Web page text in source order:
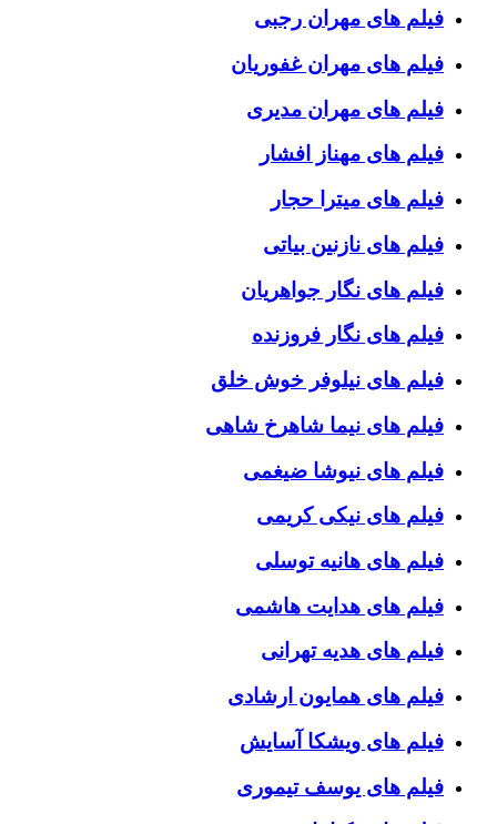
فیلم های مهران رجبی
فیلم های مهران غفوریان
فیلم های مهران مدیری
فیلم های مهناز افشار
فیلم های میترا حجار
فیلم های نازنین بیاتی
فیلم های نگار جواهریان
فیلم های نگار فروزنده
فیلم های نیلوفر خوش خلق
فیلم های نیما شاهرخ شاهی
فیلم های نیوشا ضیغمی
فیلم های نیکی کریمی
فیلم های هانیه توسلی
فیلم های هدایت هاشمی
فیلم های هدیه تهرانی
فیلم های همایون ارشادی
فیلم های ویشکا آسایش
فیلم های یوسف تیموری